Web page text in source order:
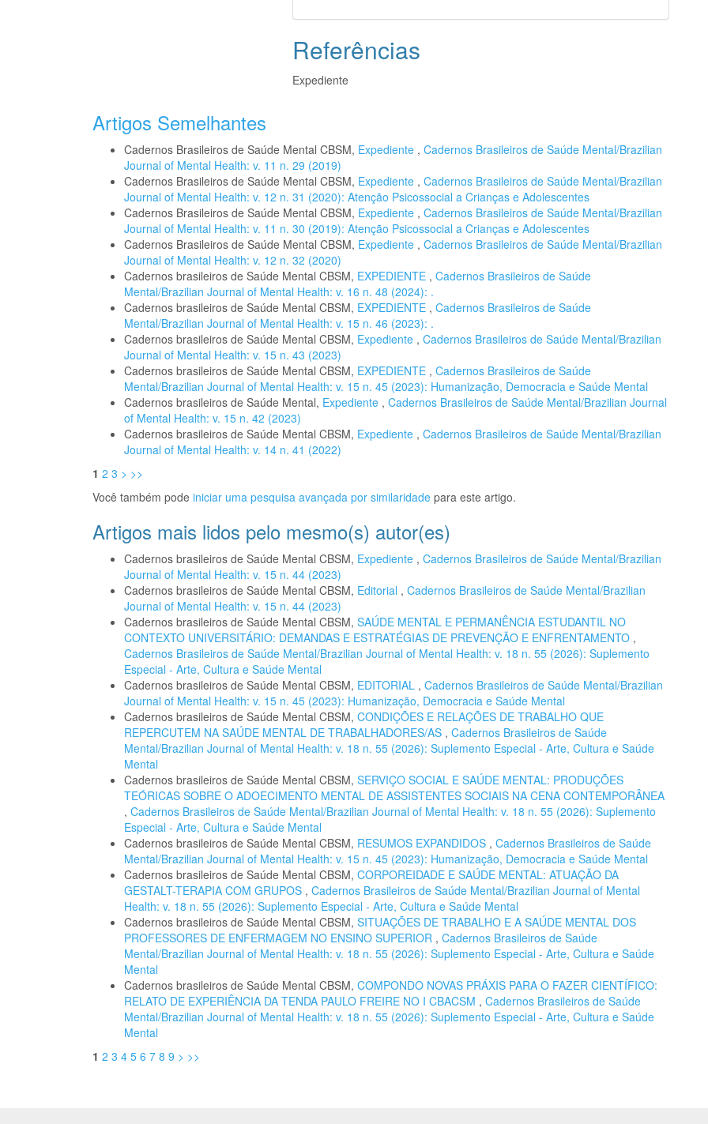
Referências
Expediente
Artigos Semelhantes
Cadernos Brasileiros de Saúde Mental CBSM, Expediente , Cadernos Brasileiros de Saúde Mental/Brazilian
Journal of Mental Health: v. 11 n. 29 (2019)
Cadernos Brasileiros de Saúde Mental CBSM, Expediente , Cadernos Brasileiros de Saúde Mental/Brazilian
Journal of Mental Health: v. 12 n. 31 (2020): Atenção Psicossocial a Crianças e Adolescentes
Cadernos Brasileiros de Saúde Mental CBSM, Expediente , Cadernos Brasileiros de Saúde Mental/Brazilian
Journal of Mental Health: v. 11 n. 30 (2019): Atenção Psicossocial a Crianças e Adolescentes
Cadernos Brasileiros de Saúde Mental CBSM, Expediente , Cadernos Brasileiros de Saúde Mental/Brazilian
Journal of Mental Health: v. 12 n. 32 (2020)
Cadernos brasileiros de Saúde Mental CBSM, EXPEDIENTE , Cadernos Brasileiros de Saúde
Mental/Brazilian Journal of Mental Health: v. 16 n. 48 (2024): .
Cadernos brasileiros de Saúde Mental CBSM, EXPEDIENTE , Cadernos Brasileiros de Saúde
Mental/Brazilian Journal of Mental Health: v. 15 n. 46 (2023): .
Cadernos brasileiros de Saúde Mental CBSM, Expediente , Cadernos Brasileiros de Saúde Mental/Brazilian
Journal of Mental Health: v. 15 n. 43 (2023)
Cadernos brasileiros de Saúde Mental CBSM, EXPEDIENTE , Cadernos Brasileiros de Saúde
Mental/Brazilian Journal of Mental Health: v. 15 n. 45 (2023): Humanização, Democracia e Saúde Mental
Cadernos brasileiros de Saúde Mental, Expediente , Cadernos Brasileiros de Saúde Mental/Brazilian Journal
of Mental Health: v. 15 n. 42 (2023)
Cadernos brasileiros de Saúde Mental CBSM, Expediente , Cadernos Brasileiros de Saúde Mental/Brazilian
Journal of Mental Health: v. 14 n. 41 (2022)
1 2 3 > >>
Você também pode iniciar uma pesquisa avançada por similaridade para este artigo.
Artigos mais lidos pelo mesmo(s) autor(es)
Cadernos brasileiros de Saúde Mental CBSM, Expediente , Cadernos Brasileiros de Saúde Mental/Brazilian
Journal of Mental Health: v. 15 n. 44 (2023)
Cadernos brasileiros de Saúde Mental CBSM, Editorial , Cadernos Brasileiros de Saúde Mental/Brazilian
Journal of Mental Health: v. 15 n. 44 (2023)
Cadernos brasileiros de Saúde Mental CBSM, SAÚDE MENTAL E PERMANÊNCIA ESTUDANTIL NO
CONTEXTO UNIVERSITÁRIO: DEMANDAS E ESTRATÉGIAS DE PREVENÇÃO E ENFRENTAMENTO ,
Cadernos Brasileiros de Saúde Mental/Brazilian Journal of Mental Health: v. 18 n. 55 (2026): Suplemento
Especial - Arte, Cultura e Saúde Mental
Cadernos brasileiros de Saúde Mental CBSM, EDITORIAL , Cadernos Brasileiros de Saúde Mental/Brazilian
Journal of Mental Health: v. 15 n. 45 (2023): Humanização, Democracia e Saúde Mental
Cadernos brasileiros de Saúde Mental CBSM, CONDIÇÕES E RELAÇÕES DE TRABALHO QUE
REPERCUTEM NA SAÚDE MENTAL DE TRABALHADORES/AS , Cadernos Brasileiros de Saúde
Mental/Brazilian Journal of Mental Health: v. 18 n. 55 (2026): Suplemento Especial - Arte, Cultura e Saúde
Mental
Cadernos brasileiros de Saúde Mental CBSM, SERVIÇO SOCIAL E SAÚDE MENTAL: PRODUÇÕES
TEÓRICAS SOBRE O ADOECIMENTO MENTAL DE ASSISTENTES SOCIAIS NA CENA CONTEMPORÂNEA
, Cadernos Brasileiros de Saúde Mental/Brazilian Journal of Mental Health: v. 18 n. 55 (2026): Suplemento
Especial - Arte, Cultura e Saúde Mental
Cadernos brasileiros de Saúde Mental CBSM, RESUMOS EXPANDIDOS , Cadernos Brasileiros de Saúde
Mental/Brazilian Journal of Mental Health: v. 15 n. 45 (2023): Humanização, Democracia e Saúde Mental
Cadernos brasileiros de Saúde Mental CBSM, CORPOREIDADE E SAÚDE MENTAL: ATUAÇÃO DA
GESTALT-TERAPIA COM GRUPOS , Cadernos Brasileiros de Saúde Mental/Brazilian Journal of Mental
Health: v. 18 n. 55 (2026): Suplemento Especial - Arte, Cultura e Saúde Mental
Cadernos brasileiros de Saúde Mental CBSM, SITUAÇÕES DE TRABALHO E A SAÚDE MENTAL DOS
PROFESSORES DE ENFERMAGEM NO ENSINO SUPERIOR , Cadernos Brasileiros de Saúde
Mental/Brazilian Journal of Mental Health: v. 18 n. 55 (2026): Suplemento Especial - Arte, Cultura e Saúde
Mental
Cadernos brasileiros de Saúde Mental CBSM, COMPONDO NOVAS PRÁXIS PARA O FAZER CIENTÍFICO:
RELATO DE EXPERIÊNCIA DA TENDA PAULO FREIRE NO I CBACSM , Cadernos Brasileiros de Saúde
Mental/Brazilian Journal of Mental Health: v. 18 n. 55 (2026): Suplemento Especial - Arte, Cultura e Saúde
Mental
1 2 3 4 5 6 7 8 9 > >>